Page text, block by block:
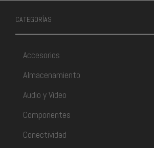
CATEGORÍAS
Accesorios
Almacenamiento
Audio y Video
Componentes
Conectividad